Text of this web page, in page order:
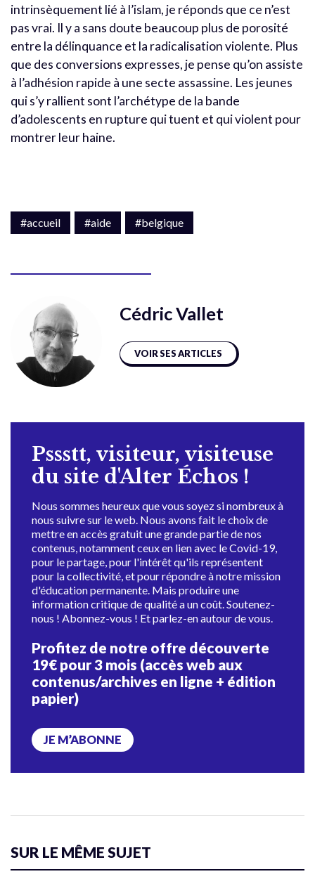
intrinsèquement lié à l’islam, je réponds que ce n’est
pas vrai. Il y a sans doute beaucoup plus de porosité
entre la délinquance et la radicalisation violente. Plus
que des conversions expresses, je pense qu’on assiste
à l’adhésion rapide à une secte assassine. Les jeunes
qui s’y rallient sont l’archétype de la bande
d’adolescents en rupture qui tuent et qui violent pour
montrer leur haine.
#accueil #aide #belgique
Cédric Vallet
VOIR SES ARTICLES
Pssstt, visiteur, visiteuse
du site d'Alter Échos !
Nous sommes heureux que vous soyez si nombreux à
nous suivre sur le web. Nous avons fait le choix de
mettre en accès gratuit une grande partie de nos
contenus, notamment ceux en lien avec le Covid-19,
pour le partage, pour l'intérêt qu'ils représentent
pour la collectivité, et pour répondre à notre mission
d'éducation permanente. Mais produire une
information critique de qualité a un coût. Soutenez-
nous ! Abonnez-vous ! Et parlez-en autour de vous.
Profitez de notre offre découverte
19€ pour 3 mois (accès web aux
contenus/archives en ligne + édition
papier)
JE M’ABONNE
SUR LE MÊME SUJET